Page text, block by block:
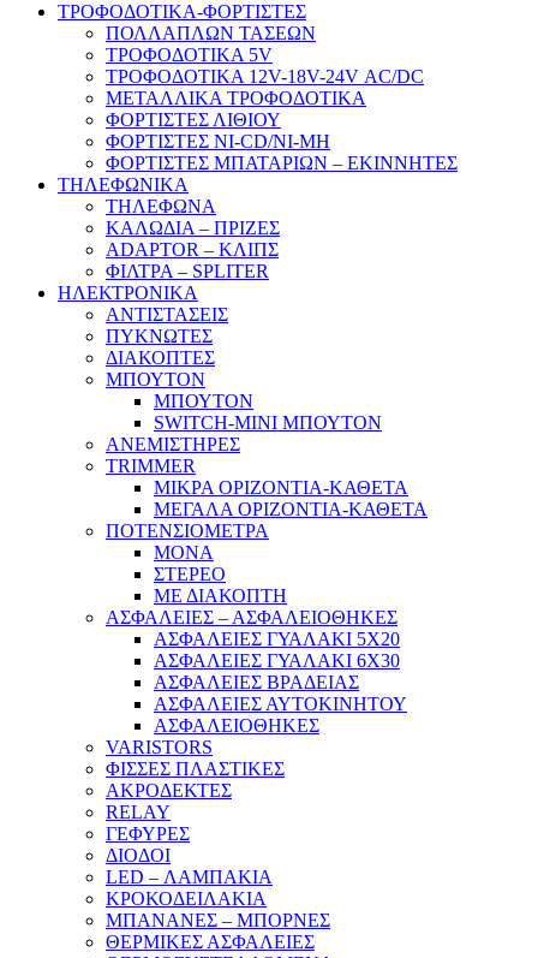
ΤΡΟΦΟΔΟΤΙΚΑ-ΦΟΡΤΙΣΤΕΣ
ΠΟΛΛΑΠΛΩΝ ΤΑΣΕΩΝ
ΤΡΟΦΟΔΟΤΙΚΑ 5V
ΤΡΟΦΟΔΟΤΙΚΑ 12V-18V-24V ΑC/DC
ΜΕΤΑΛΛΙΚΑ ΤΡΟΦΟΔΟΤΙΚΑ
ΦΟΡΤΙΣΤΕΣ ΛΙΘΙΟΥ
ΦΟΡΤΙΣΤΕΣ NI-CD/NI-MH
ΦΟΡΤΙΣΤΕΣ ΜΠΑΤΑΡΙΩΝ – ΕΚΙΝΝΗΤΕΣ
ΤΗΛΕΦΩΝΙΚΑ
ΤΗΛΕΦΩΝΑ
ΚΑΛΩΔΙΑ – ΠΡΙΖΕΣ
ADAPTOR – ΚΛΙΠΣ
ΦΙΛΤΡΑ – SPLITER
ΗΛΕΚΤΡΟΝΙΚΑ
ΑΝΤΙΣΤΑΣΕΙΣ
ΠΥΚΝΩΤΕΣ
ΔΙΑΚΟΠΤΕΣ
ΜΠΟΥΤΟΝ
ΜΠΟΥΤΟΝ
SWITCH-MINI ΜΠΟΥΤΟΝ
ΑΝΕΜΙΣΤΗΡΕΣ
TRIMMER
ΜΙΚΡΑ ΟΡΙΖΟΝΤΙΑ-ΚΑΘΕΤΑ
ΜΕΓΑΛΑ ΟΡΙΖΟΝΤΙΑ-ΚΑΘΕΤΑ
ΠΟΤΕΝΣΙΟΜΕΤΡΑ
ΜΟΝΑ
ΣΤΕΡΕΟ
ΜΕ ΔΙΑΚΟΠΤΗ
ΑΣΦΑΛΕΙΕΣ – ΑΣΦΑΛΕΙΟΘΗΚΕΣ
ΑΣΦΑΛΕΙΕΣ ΓΥΑΛΑΚΙ 5Χ20
ΑΣΦΑΛΕΙΕΣ ΓΥΑΛΑΚΙ 6Χ30
ΑΣΦΑΛΕΙΕΣ ΒΡΑΔΕΙΑΣ
ΑΣΦΑΛΕΙΕΣ ΑΥΤΟΚΙΝΗΤΟΥ
ΑΣΦΑΛΕΙΟΘΗΚΕΣ
VARISTORS
ΦΙΣΣΕΣ ΠΛΑΣΤΙΚΕΣ
ΑΚΡΟΔΕΚΤΕΣ
RELAY
ΓΕΦΥΡΕΣ
ΔΙΟΔΟΙ
LED – ΛΑΜΠΑΚΙΑ
ΚΡΟΚΟΔΕΙΛΑΚΙΑ
ΜΠΑΝΑΝΕΣ – ΜΠΟΡΝΕΣ
ΘΕΡΜΙΚΕΣ ΑΣΦΑΛΕΙΕΣ